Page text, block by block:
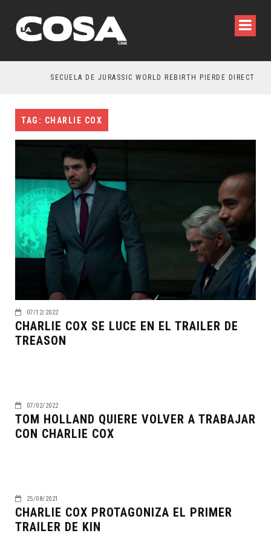
SECUELA DE JURASSIC WORLD REBIRTH PIERDE DIRECTOR
TAG: CHARLIE COX
07/12/2022
CHARLIE COX SE LUCE EN EL TRAILER DE
TREASON
07/02/2022
TOM HOLLAND QUIERE VOLVER A TRABAJAR
CON CHARLIE COX
25/08/2021
CHARLIE COX PROTAGONIZA EL PRIMER
TRAILER DE KIN